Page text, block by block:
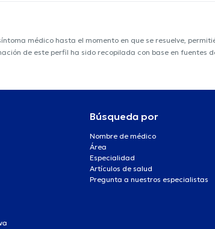
médico hasta el momento en que se resuelve,
de este perfil ha sido recopilada con base en fuentes
Búsqueda por
Nombre de médico
Área
Especialidad
Artículos de salud
Pregunta a nuestros especialistas